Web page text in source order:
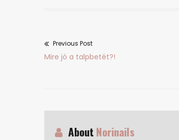
Bejegyzés
Previous Post
Previous
Mire jó a talpbetét?!
AboutNorinails